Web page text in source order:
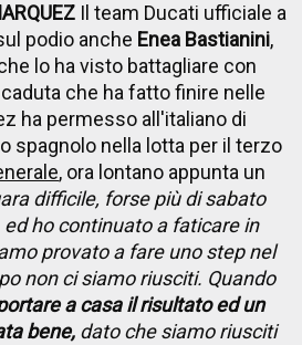
Il team Ducati ufficiale a
podio anche Enea Bastianini,
lo ha visto battagliare con
che ha fatto finire nelle
ha permesso all'italiano di
spagnolo nella lotta per il terzo
, ora lontano appunta un
difficile, forse più di sabato
ho continuato a faticare in
provato a fare uno step nel
non ci siamo riusciti. Quando
a casa il risultato ed un
bene, dato che siamo riusciti